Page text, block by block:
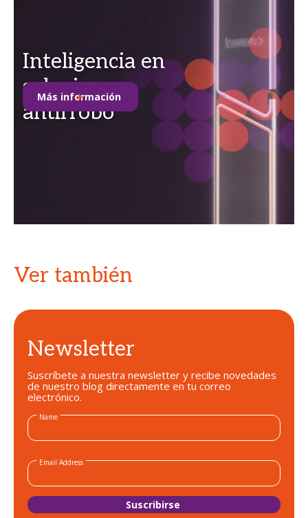
Inteligencia en
soluciones
antirrobo
Más información
Ver también
Newsletter
Suscríbete a nuestra newsletter y recibe novedades
de nuestro blog directamente en tu correo
electrónico.
Name
Email Address